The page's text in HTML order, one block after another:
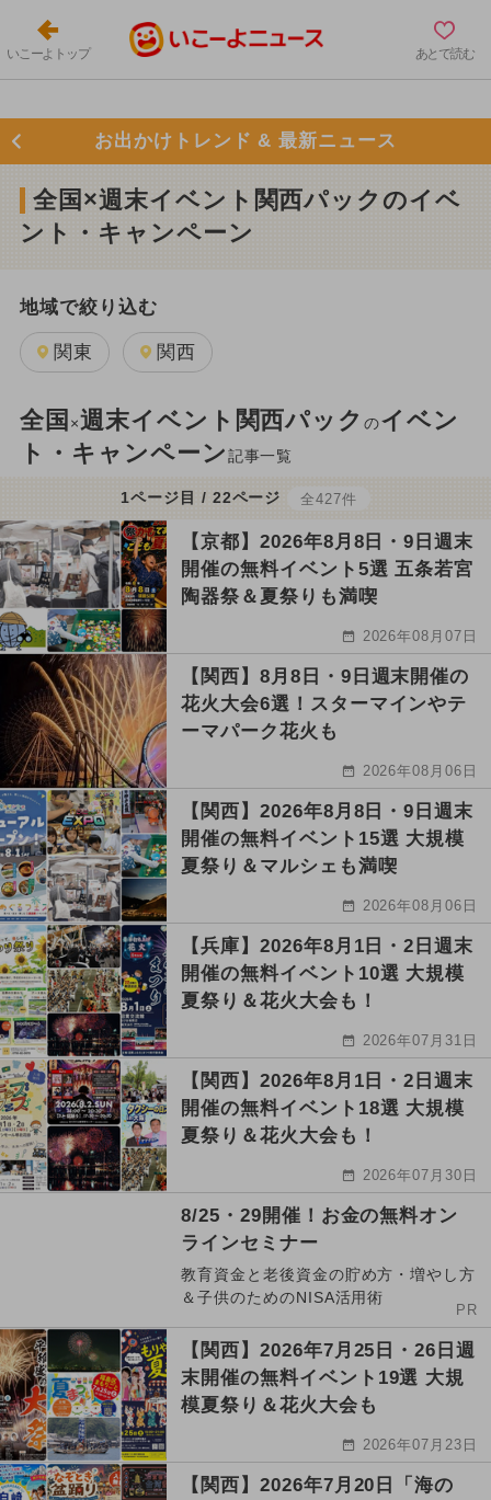
いこーよトップ あとで読む
お出かけトレンド & 最新ニュース
全国×週末イベント関西パックのイベ
ント・キャンペーン
地域で絞り込む
関東 関西
全国 ×週末イベント関西パックのイベン
ト・キャンペーン記事一覧
1ページ目 / 22ページ 全427件
【京都】2026年8月8日・9日週末
開催の無料イベント5選 五条若宮
陶器祭＆夏祭りも満喫
2026年08月07日
【関西】8月8日・9日週末開催の
花火大会6選！スターマインやテ
ーマパーク花火も
2026年08月06日
【関西】2026年8月8日・9日週末
開催の無料イベント15選 大規模
夏祭り＆マルシェも満喫
2026年08月06日
【兵庫】2026年8月1日・2日週末
開催の無料イベント10選 大規模
夏祭り＆花火大会も！
2026年07月31日
【関西】2026年8月1日・2日週末
開催の無料イベント18選 大規模
夏祭り＆花火大会も！
2026年07月30日
8/25・29開催！お金の無料オン
ラインセミナー
教育資金と老後資金の貯め方・増やし方
＆子供のためのNISA活用術
PR
【関西】2026年7月25日・26日週
末開催の無料イベント19選 大規
模夏祭り＆花火大会も
2026年07月23日
【関西】2026年7月20日「海の